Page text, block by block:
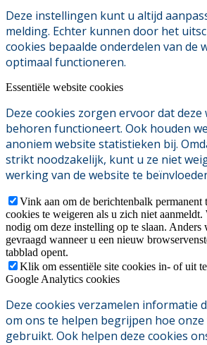
Deze instellingen kunt u altijd
melding. Echter kunnen door het
cookies bepaalde onderdelen van de
optimaal functioneren.
Essentiële website cookies
Deze cookies zorgen ervoor dat deze
behoren functioneert. Ook houden
anoniem website statistieken bij.
strikt noodzakelijk, kunt u ze niet
werking van de website te
Vink aan om de berichtenbalk permanent
cookies te weigeren als u zich niet aanmeldt.
nodig om deze instelling op te slaan.
gevraagd wanneer u een nieuw
tabblad opent.
Klik om essentiële site cookies in- of uit
Google Analytics cookies
Deze cookies verzamelen informatie
om ons te helpen begrijpen hoe
gebruikt. Ook helpen deze cookies